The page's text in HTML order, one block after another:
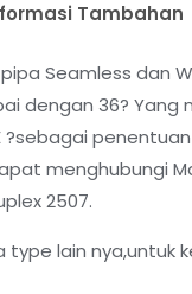
Tambahan
Seamless dan
dengan 36? Yang
?sebagai
menghubungi
2507.
type lain nya,untuk